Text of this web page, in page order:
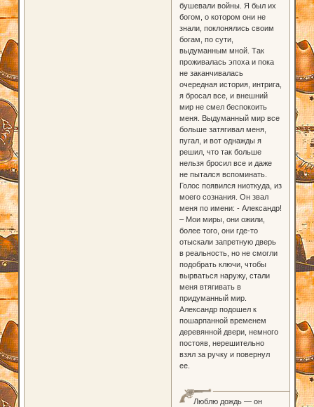
бушевали войны. Я был их
богом, о котором они не
знали, поклонялись своим
богам, по сути,
выдуманным мной. Так
проживалась эпоха и пока
не заканчивалась
очередная история, интрига,
я бросал все, и внешний
мир не смел беспокоить
меня. Выдуманный мир все
больше затягивал меня,
пугал, и вот однажды я
решил, что так больше
нельзя бросил все и даже
не пытался вспоминать.
Голос появился ниоткуда, из
моего сознания. Он звал
меня по имени: - Александр!
– Мои миры, они ожили,
более того, они где-то
отыскали запретную дверь
в реальность, но не смогли
подобрать ключи, чтобы
вырваться наружу, стали
меня втягивать в
придуманный мир.
Александр подошел к
пошарпанной временем
деревянной двери, немного
постояв, нерешительно
взял за ручку и повернул
ее.
Люблю дождь — он